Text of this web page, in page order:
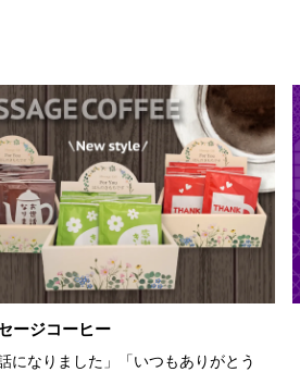
ージコーヒー
話になりました」「いつもありがとう